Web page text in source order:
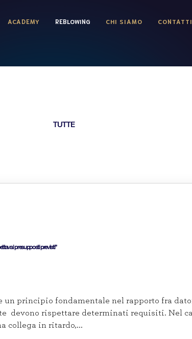
ACADEMY REBLOWING CHI SIAMO CONTATTI
TUTTE
i presupposti previsti”
un principio fondamentale nel rapporto fra
devono rispettare determinati requisiti. Nel
collega in ritardo,...